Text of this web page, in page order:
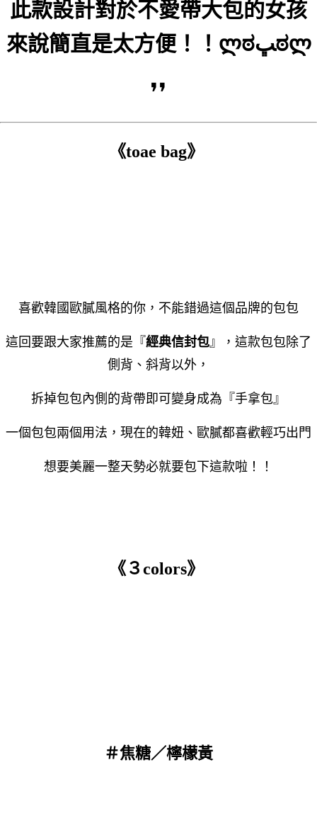
此款設計對於不愛帶大包的女孩
來說簡直是太方便！！ლಠﭛಠლ
❜❜
《toae bag》
喜歡韓國歐膩風格的你，不能錯過這個品牌的包包
這回要跟大家推薦的是『經典信封包 』，這款包包除了
側背、斜背以外，
拆掉包包內側的背帶即可變身成為『手拿包』
一個包包兩個用法，現在的韓妞、歐膩都喜歡輕巧出門
想要美麗一整天勢必就要包下這款啦！！
《 ３colors》
＃焦糖／檸檬黃